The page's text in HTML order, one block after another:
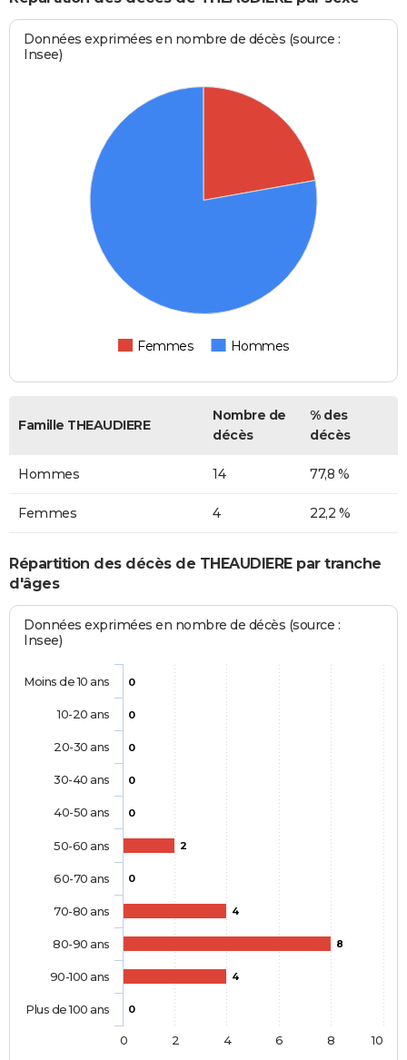
Données exprimées en nombre de décès (source :
Insee)
Femmes Hommes
Famille THEAUDIERE
Nombre de
décès
% des
décès
Hommes 14 77,8 %
Femmes 4 22,2 %
Répartition des décès de THEAUDIERE par tranche
d'âges
Données exprimées en nombre de décès (source :
Insee)
0
0
0
0
0
2
0
4
8
4
0
Moins de 10 ans
10-20 ans
20-30 ans
30-40 ans
40-50 ans
50-60 ans
60-70 ans
70-80 ans
80-90 ans
90-100 ans
Plus de 100 ans
0 2 4 6 8 10